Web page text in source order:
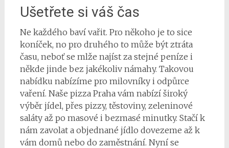
Ušetřete si váš čas
Ne každého baví vařit. Pro někoho je to sice
koníček, no pro druhého to může být ztráta
času, neboť se mlže najíst za stejné peníze i
někde jinde bez jakékoliv námahy. Takovou
nabídku nabízíme pro milovníky i odpůrce
vaření. Naše pizza Praha vám nabízí široký
výběr jídel, přes pizzy, těstoviny, zeleninové
saláty až po masové i bezmasé minutky. Stačí k
nám zavolat a objednané jídlo dovezeme až k
vám domů nebo do zaměstnání. Nyní se